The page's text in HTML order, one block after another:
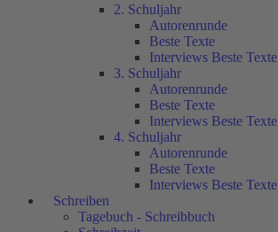
2. Schuljahr
Autorenrunde
Beste Texte
Interviews Beste Texte
3. Schuljahr
Autorenrunde
Beste Texte
Interviews Beste Texte
4. Schuljahr
Autorenrunde
Beste Texte
Interviews Beste Texte
Schreiben
Tagebuch - Schreibbuch